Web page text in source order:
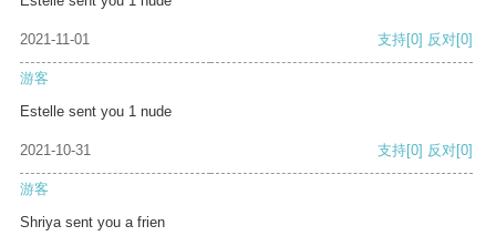
2021-11-01 支持[0] 反对[0]
游客
Estelle sent you 1 nude
2021-10-31 支持[0] 反对[0]
游客
Shriya sent you a frien